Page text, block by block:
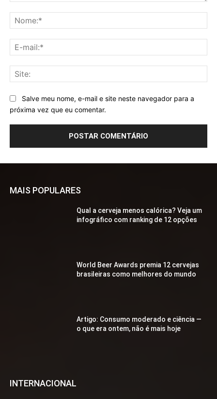
Salve meu nome, e-mail e site neste navegador para a
próxima vez que eu comentar.
MAIS POPULARES
Qual a cerveja menos calórica? Veja um
infográfico com ranking de 12 opções
World Beer Awards premia 12 cervejas
brasileiras como melhores do mundo
Artigo: Consumo moderado e ciência —
o que era ontem, não é mais hoje
INTERNACIONAL